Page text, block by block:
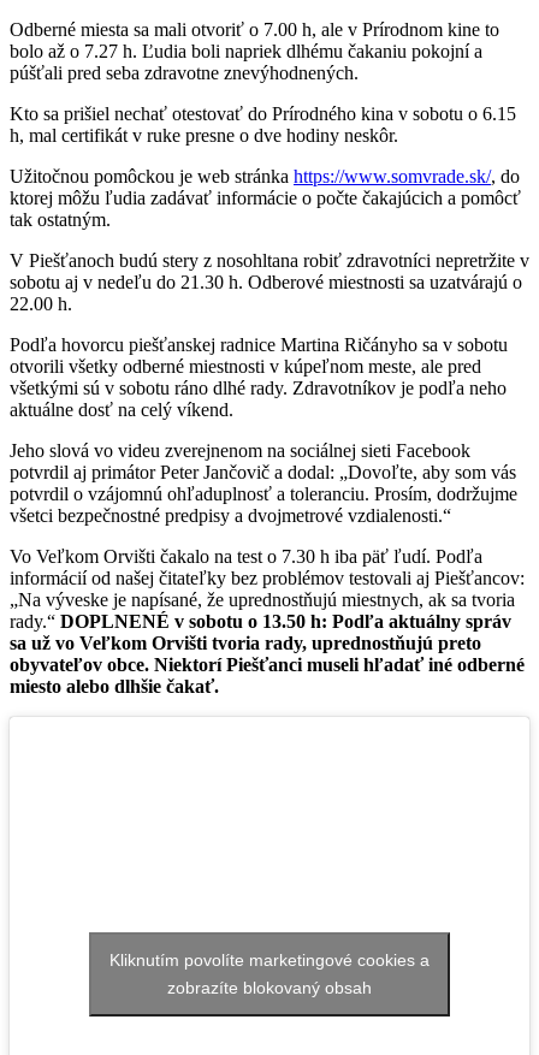
Odberné miesta sa mali otvoriť o 7.00 h, ale v Prírodnom kine to
bolo až o 7.27 h. Ľudia boli napriek dlhému čakaniu pokojní a
púšťali pred seba zdravotne znevýhodnených.
Kto sa prišiel nechať otestovať do Prírodného kina v sobotu o 6.15
h, mal certifikát v ruke presne o dve hodiny neskôr.
Užitočnou pomôckou je web stránka https://www.somvrade.sk/, do
ktorej môžu ľudia zadávať informácie o počte čakajúcich a pomôcť
tak ostatným.
V Piešťanoch budú stery z nosohltana robiť zdravotníci nepretržite v
sobotu aj v nedeľu do 21.30 h. Odberové miestnosti sa uzatvárajú o
22.00 h.
Podľa hovorcu piešťanskej radnice Martina Ričányho sa v sobotu
otvorili všetky odberné miestnosti v kúpeľnom meste, ale pred
všetkými sú v sobotu ráno dlhé rady. Zdravotníkov je podľa neho
aktuálne dosť na celý víkend.
Jeho slová vo videu zverejnenom na sociálnej sieti Facebook
potvrdil aj primátor Peter Jančovič a dodal: „Dovoľte, aby som vás
potvrdil o vzájomnú ohľaduplnosť a toleranciu. Prosím, dodržujme
všetci bezpečnostné predpisy a dvojmetrové vzdialenosti.“
Vo Veľkom Orvišti čakalo na test o 7.30 h iba päť ľudí. Podľa
informácií od našej čitateľky bez problémov testovali aj Piešťancov:
„Na výveske je napísané, že uprednostňujú miestnych, ak sa tvoria
rady.“ DOPLNENÉ v sobotu o 13.50 h: Podľa aktuálny správ
sa už vo Veľkom Orvišti tvoria rady, uprednostňujú preto
obyvateľov obce. Niektorí Piešťanci museli hľadať iné odberné
miesto alebo dlhšie čakať.
Kliknutím povolíte marketingové cookies a
zobrazíte blokovaný obsah